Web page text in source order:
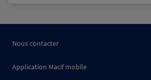
Nous contacter
Application Macif mobile